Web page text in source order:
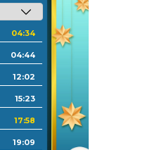
04:34
04:44
12:02
15:23
17:58
19:09